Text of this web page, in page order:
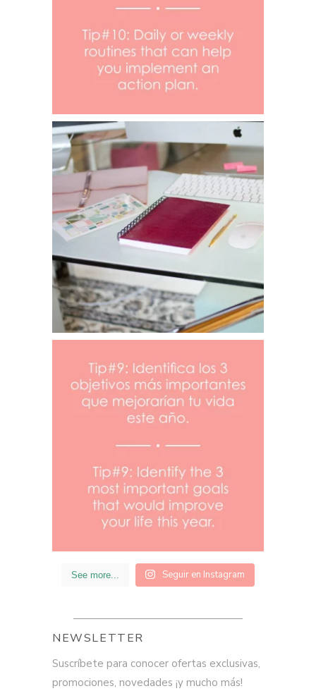
See more... Seguir en Instagram
NEWSLETTER
Suscríbete para conocer ofertas exclusivas,
promociones, novedades ¡y mucho más!